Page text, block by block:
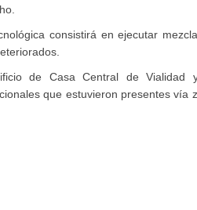
consistirá en ejecutar
de Casa Central de Vialidad
que estuvieron presentes vía